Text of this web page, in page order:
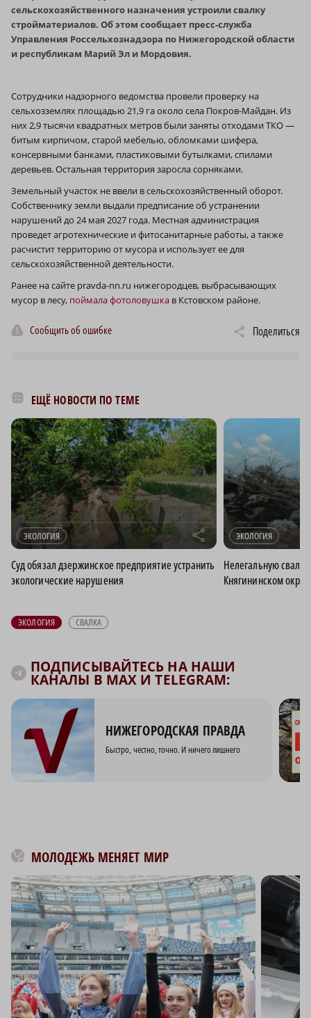
сельскохозяйственного назначения устроили свалку
стройматериалов. Об этом сообщает пресс-служба
Управления Россельхознадзора по Нижегородскойобласти
и республикам Марий Эл и Мордовия.
Сотрудники надзорного ведомства провели проверку на
сельхозземлях площадью 21,9 га около села Покров-Майдан. Из
них 2,9 тысячи квадратных метров были заняты отходами ТКО —
битым кирпичом, старой мебелью, обломками шифера,
консервными банками, пластиковыми бутылками, спилами
деревьев. Остальная территория заросла сорняками.
Земельный участок не ввели в сельскохозяйственный оборот.
Собственнику земли выдали предписание об устранении
нарушений до 24 мая 2027 года. Местная администрация
проведет агротехнические и фитосанитарные работы, а также
расчистит территорию от мусора и использует ее для
сельскохозяйственной деятельности.
Ранее на сайте pravda-nn.ru нижегородцев, выбрасывающих
мусор в лесу, поймала фотоловушка в Кстовском районе.
Сообщить об ошибке Поделиться
ЕЩЁ НОВОСТИ ПО ТЕМЕ
ЭКОЛОГИЯ r
Суд обязал дзержинское предприятие устранить
экологические нарушения
ЭКОЛОГИЯ
Нелегальную
Княгининском
ЭКОЛОГИЯ СВАЛКА
ПОДПИСЫВАЙТЕСЬ НА НАШИ
КАНАЛЫ В MAX И TELEGRAM:
НИЖЕГОРОДСКАЯ ПРАВДА
Быстро, честно, точно. И ничего лишнего
МОЛОДЕЖЬ МЕНЯЕТ МИР